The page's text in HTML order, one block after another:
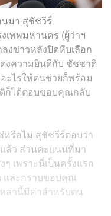
มา สุชัชวีร์
เทพมหานคร (ผู้ว่าฯ
งข่าวหลังปิดหีบเลือก
งความยินดีกับ ชัชชาติ
ะไรให้ตนช่วยก็พร้อม
ติก็ได้ตอบขอบคุณกลับ
รือไม่ สุชัชวีร์ตอบว่า
ล้ว ส่วนคะแนนที่มา
เพราะนี่เป็นครั้งแรก
และกราบขอบคุณ
ล่านี้มีค่าสำหรับตน